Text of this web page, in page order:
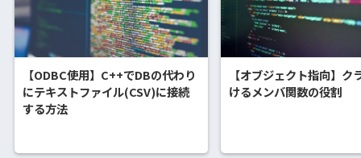
【ODBC使用】C++でDBの代わり
にテキストファイル(CSV)に接続
する方法
【オブジェクト指向】ク
けるメンバ関数の役割